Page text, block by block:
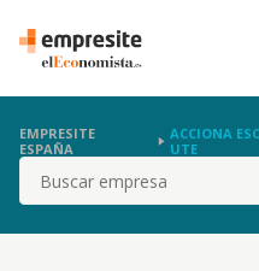
EMPRESITE
ESPAÑA
ACCIONA
UTE
Buscar